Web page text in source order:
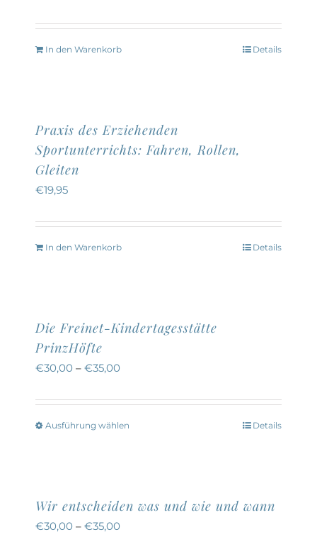
In den Warenkorb Details
Praxis des Erziehenden
Sportunterrichts: Fahren, Rollen,
Gleiten
€19,95
In den Warenkorb Details
Die Freinet-Kindertagesstätte
PrinzHöfte
€30,00 – €35,00
Ausführung wählen
Varianten
Details
Wir entscheiden was und wie und wann
€30,00 – €35,00